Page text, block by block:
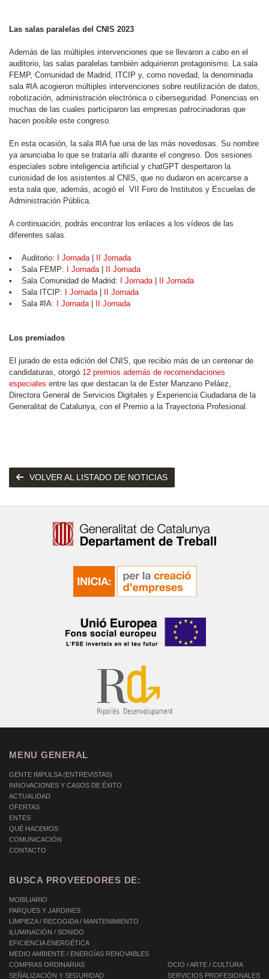
Las salas paralelas del CNIS 2023
Además de las múltiples intervenciones que se llevaron a cabo en el
auditorio, las salas paralelas también adquirieron protagonismo. La sala
FEMP, Comunidad de Madrid, ITCIP y, como novedad, la denominada
sala #IA acogieron múltiples intervenciones sobre reutilización de datos,
robotización, administración electrónica o ciberseguridad. Ponencias en
muchas de las cuales participaron las empresas patrocinadoras que
hacen posible este congreso.
En esta ocasión, la sala #IA fue una de las más novedosas. Su nombre
ya anunciaba lo que se trataría allí durante el congreso. Dos sesiones
especiales sobre inteligencia artificial y chatGPT despertaron la
curiosidad de los asistentes al CNIS, que no dudaron en acercarse a
esta sala que, además, acogió el VII Foro de Institutos y Escuelas de
Administración Pública.
A continuación, podrás encontrar los enlaces a los vídeos de las
diferentes salas.
• Auditorio: I Jornada|
II Jornada
• Sala FEMP:
I Jornada|
II Jornada
• Sala Comunidad de Madrid:
I Jornada|
II Jornada
• Sala ITCIP: I Jornada|
II Jornada
• Sala #IA:
I Jornada| II Jornada
Los premiados
El jurado de esta edición del CNIS, que recibio más de un centenar de
candidaturas, otorgó 12 premios además de recomendaciones
especiales entre las que destacan la de Ester Manzano Peláez,
Directora General de Servicios Digitales y Experiencia Ciudadana de la
Generalitat de Catalunya, con el Premio a la Trayectoria Profesional.
VOLVER AL LISTADO DE NOTICIAS
MENU GENERAL
GENTE IMPULSA (ENTREVISTAS)
INNOVACIONES Y CASOS DE ÉXITO
ACTUALIDAD
OFERTAS
ENTES
QUÉ HACEMOS
COMUNICACIÓN
CONTACTO
BUSCA PROVEEDORES DE:
MOBILIARIO
PARQUES Y JARDINES
LIMPIEZA / RECOGIDA / MANTENIMIENTO
ILUMINACIÓN / SONIDO
EFICIENCIA ENERGÉTICA
MEDIO AMBIENTE / ENERGÍAS RENOVABLES
COMPRAS ORDINARIAS
SEÑALIZACIÓN Y SEGURIDAD
OCIO / ARTE / CULTURA
SERVICIOS PROFESIONALES